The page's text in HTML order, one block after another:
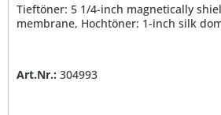
Tieftöner: 5 1/4-inch magnetically
membrane, Hochtöner: 1-inch silk
Art.Nr.: 304993